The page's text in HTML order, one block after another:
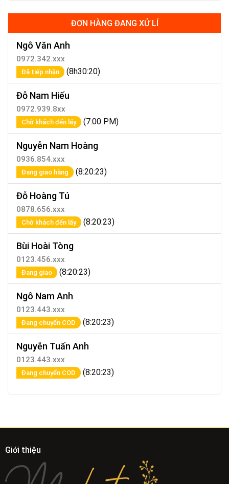
ĐƠN HÀNG ĐANG XỬ LÍ
Ngô Văn Anh
0972.342.xxx
Đã tiếp nhận (8h30:20)
Đỗ Nam Hiếu
0972.939.8xx
Chờ khách đến lấy (7:00 PM)
Nguyễn Nam Hoàng
0936.854.xxx
Đang giao hàng (8:20:23)
Đỗ Hoàng Tú
0878.656.xxx
Chờ khách đến lấy (8:20:23)
Bùi Hoài Tòng
0123.456.xxx
Đang giao (8:20:23)
Ngô Nam Anh
0123.443.xxx
Đang chuyển COD (8:20:23)
Nguyễn Tuấn Anh
0123.443.xxx
Đang chuyển COD (8:20:23)
Giới thiệu